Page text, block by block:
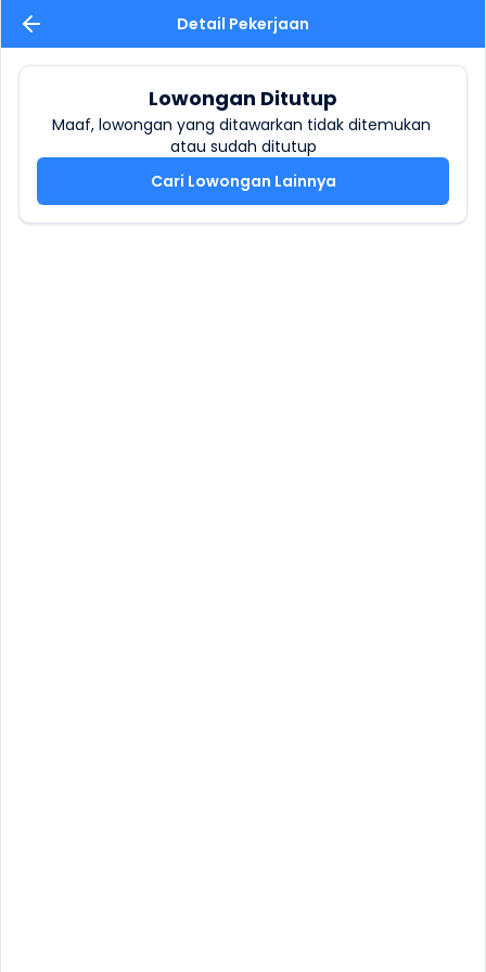
Detail Pekerjaan
Lowongan Ditutup
Maaf, lowongan yang ditawarkan tidak ditemukan
atau sudah ditutup
Cari Lowongan Lainnya